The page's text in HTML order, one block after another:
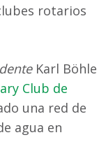
rotarios
Karl Böhle
Club de
una red de
agua en